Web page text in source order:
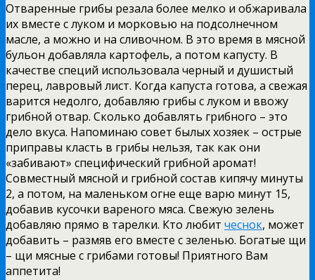
Отваренные грибы резала более мелко и обжаривала
их вместе с луком и морковью на подсолнечном
масле, а можно и на сливочном. В это время в мясной
бульон добавляла картофель, а потом капусту. В
качестве специй использовала черный и душистый
перец, лавровый лист. Когда капуста готова, а свежая
варится недолго, добавляю грибы с луком и ввожу
грибной отвар. Сколько добавлять грибного – это
дело вкуса. Напоминаю совет былых хозяек – острые
приправы класть в грибы нельзя, так как они
«забивают» специфический грибной аромат!
Совместный мясной и грибной состав кипячу минуты
2, а потом, на маленьком огне еще варю минут 15,
добавив кусочки вареного мяса. Свежую зелень
добавляю прямо в тарелки. Кто любит чеснок, может
добавить – размяв его вместе с зеленью. Богатые щи
– щи мясные с грибами готовы! Приятного Вам
аппетита!